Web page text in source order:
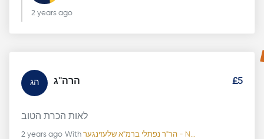
2 years ago
הג הרה''ג £5
לאות הכרת הטוב
2 years ago With הר"ר נפתלי ברמ"א שלעזינגער - N...